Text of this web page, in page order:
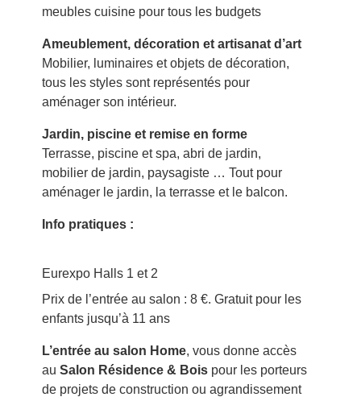
meubles cuisine pour tous les budgets
Ameublement, décoration et artisanat d’art
Mobilier, luminaires et objets de décoration,
tous les styles sont représentés pour
aménager son intérieur.
Jardin, piscine et remise en forme
Terrasse, piscine et spa, abri de jardin,
mobilier de jardin, paysagiste … Tout pour
aménager le jardin, la terrasse et le balcon.
Info pratiques :
Eurexpo Halls 1 et 2
Prix de l’entrée au salon : 8 €. Gratuit pour les
enfants jusqu’à 11 ans
L’entrée au salon Home, vous donne accès
au Salon Résidence & Boispour les porteurs
de projets de construction ou agrandissement